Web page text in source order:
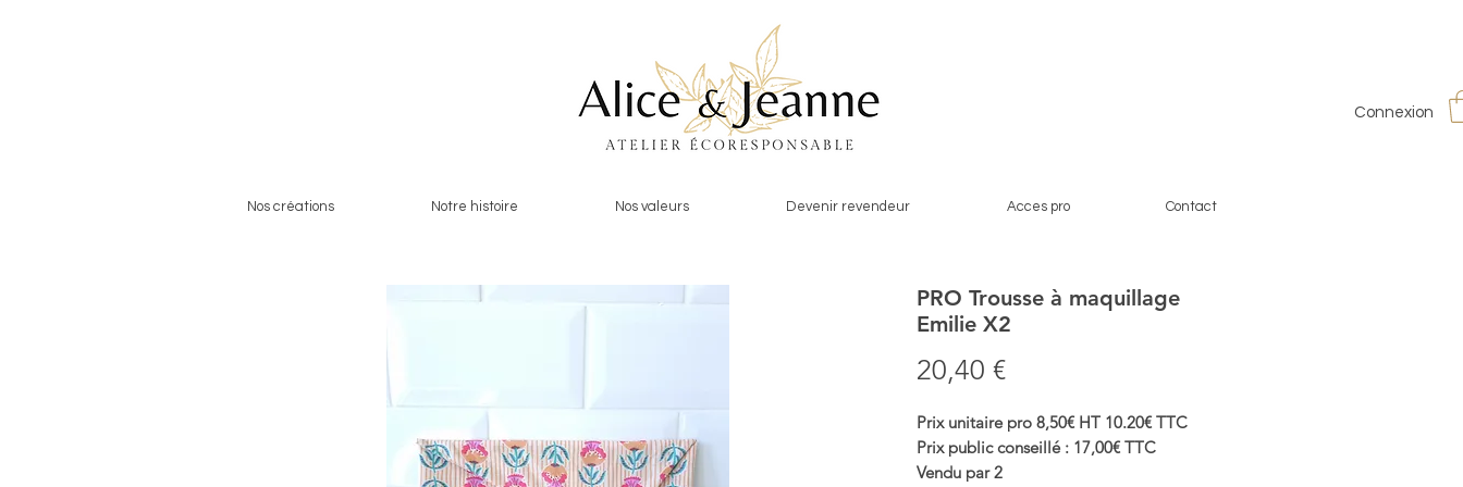
Connexion
Nos créations Notre histoire Nos valeurs Devenir revendeur Acces pro Contact
PRO Trousse à maquillage
Emilie X2
20,40 €Prix
Prix unitaire pro 8,50€ HT 10.20€ TTC
Prix public conseillé : 17,00€ TTC
Vendu par 2